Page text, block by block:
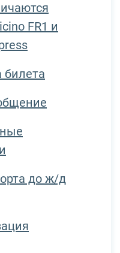
FR1 и
билета
до ж/д